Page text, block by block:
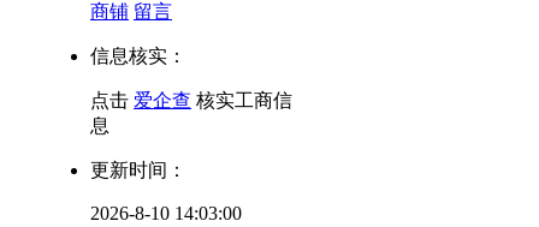
商铺 留言
信息核实：
点击 爱企查 核实工商信
息
更新时间：
2026-8-10 14:03:00